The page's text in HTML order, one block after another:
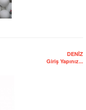
DENİZ
Giriş Yapınız...